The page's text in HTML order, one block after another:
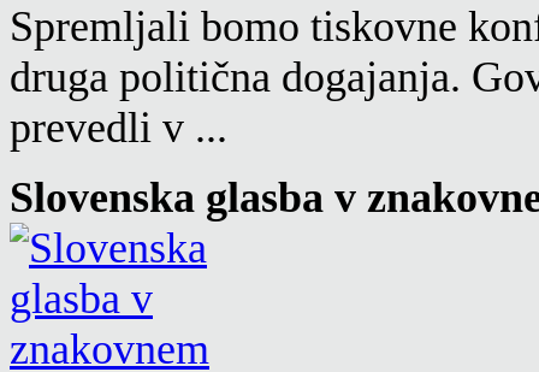
Spremljali bomo tiskovne
druga politična dogajanja.
prevedli v ...
Slovenska glasba v